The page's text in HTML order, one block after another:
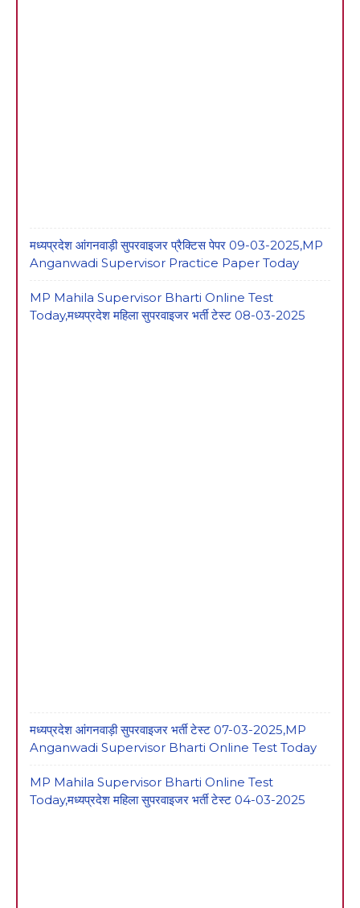
मध्यप्रदेश आंगनवाड़ी सुपरवाइजर प्रैक्टिस पेपर 09-03-2025,MP
Anganwadi Supervisor Practice Paper Today
MP Mahila Supervisor Bharti Online Test
Today,मध्यप्रदेश महिला सुपरवाइजर भर्ती टेस्ट 08-03-2025
मध्यप्रदेश आंगनवाड़ी सुपरवाइजर भर्ती टेस्ट 07-03-2025,MP
Anganwadi Supervisor Bharti Online Test Today
MP Mahila Supervisor Bharti Online Test
Today,मध्यप्रदेश महिला सुपरवाइजर भर्ती टेस्ट 04-03-2025